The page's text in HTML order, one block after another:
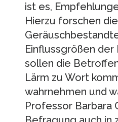
ist es,
Hierzu forschen
Einflussgrößen der
sollen die
Lärm zu Wort
wahrnehmen und
Professor Barbara